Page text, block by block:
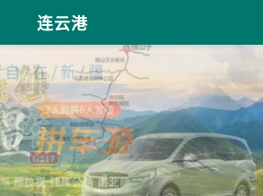
连云港